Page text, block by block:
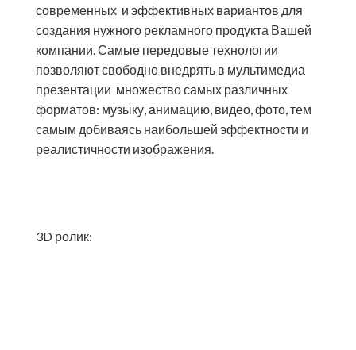
современных и эффективных вариантов для
создания нужного рекламного продукта Вашей
компании. Самые передовые технологии
позволяют свободно внедрять в мультимедиа
презентации множество самых различных
форматов: музыку, анимацию, видео, фото, тем
самым добиваясь наибольшей эффектности и
реалистичности изображения.
3D ролик: